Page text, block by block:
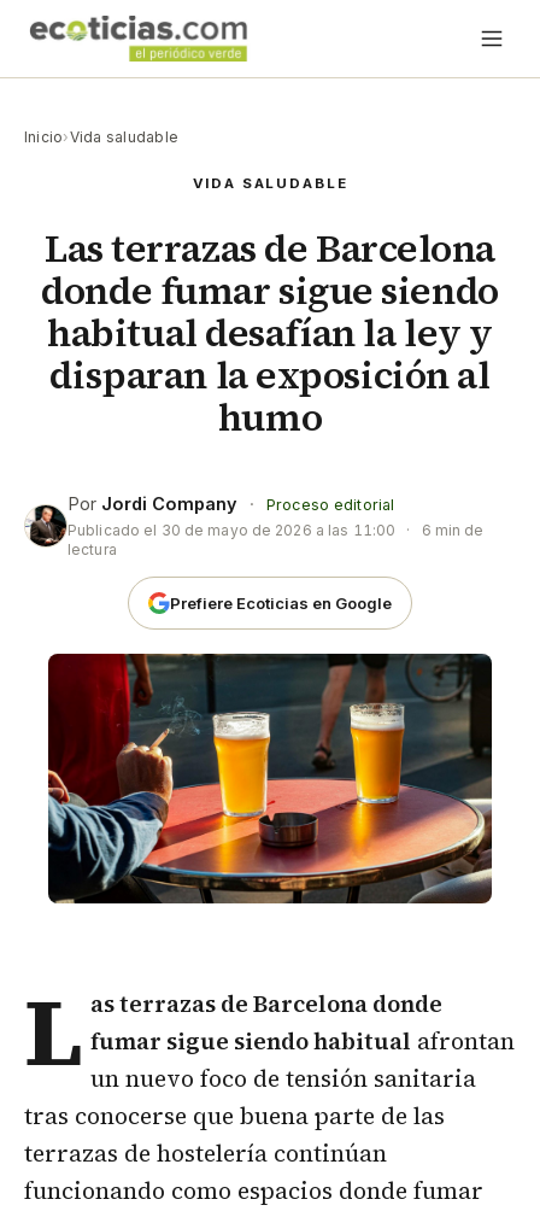
Inicio›Vida saludable
VIDA SALUDABLE
Las terrazas de Barcelona
donde fumar sigue siendo
habitual desafían la ley y
disparan la exposición al
humo
Por Jordi Company ·
Proceso editorial
Publicado el 30 de mayo de 2026 a las 11:00 ·
6 min de
lectura
Prefiere Ecoticias en Google
L as terrazas de Barcelona donde
fumar sigue siendo habitual afrontan
un nuevo foco de tensión sanitaria
tras conocerse que buena parte de las
terrazas de hostelería continúan
funcionando como espacios donde fumar